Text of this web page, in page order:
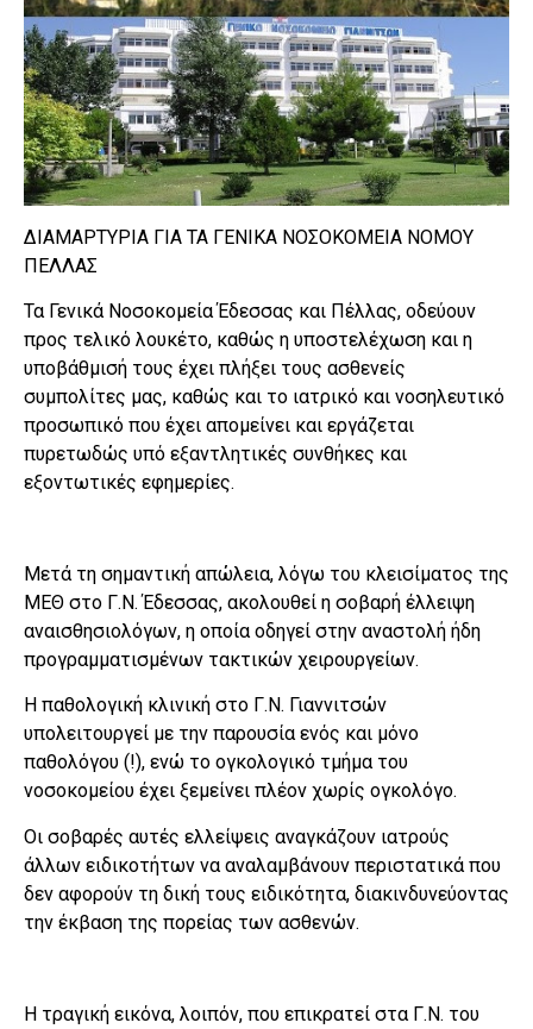
ΔΙΑΜΑΡΤΥΡΙΑ ΓΙΑ ΤΑ ΓΕΝΙΚΑ ΝΟΣΟΚΟΜΕΙΑ ΝΟΜΟΥ
ΠΕΛΛΑΣ
Τα Γενικά Νοσοκομεία Έδεσσας και Πέλλας, οδεύουν
προς τελικό λουκέτο, καθώς η υποστελέχωση και η
υποβάθμισή τους έχει πλήξει τους ασθενείς
συμπολίτες μας, καθώς και το ιατρικό και νοσηλευτικό
προσωπικό που έχει απομείνει και εργάζεται
πυρετωδώς υπό εξαντλητικές συνθήκες και
εξοντωτικές εφημερίες.
Μετά τη σημαντική απώλεια, λόγω του κλεισίματος της
ΜΕΘ στο Γ.Ν. Έδεσσας, ακολουθεί η σοβαρή έλλειψη
αναισθησιολόγων, η οποία οδηγεί στην αναστολή ήδη
προγραμματισμένων τακτικών χειρουργείων.
Η παθολογική κλινική στο Γ.Ν. Γιαννιτσών
υπολειτουργεί με την παρουσία ενός και μόνο
παθολόγου (!), ενώ το ογκολογικό τμήμα του
νοσοκομείου έχει ξεμείνει πλέον χωρίς ογκολόγο.
Οι σοβαρές αυτές ελλείψεις αναγκάζουν ιατρούς
άλλων ειδικοτήτων να αναλαμβάνουν περιστατικά που
δεν αφορούν τη δική τους ειδικότητα, διακινδυνεύοντας
την έκβαση της πορείας των ασθενών.
Η τραγική εικόνα, λοιπόν, που επικρατεί στα Γ.Ν. του